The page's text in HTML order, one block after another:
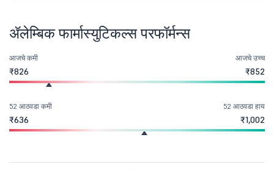
ॲलेम्बिक फार्मास्युटिकल्स परफॉर्मन्स
आजचे कमी
₹826
आजचे उच्च
₹852
52 आठवडा कमी
₹636
52 आठवडा हाय
₹1,002